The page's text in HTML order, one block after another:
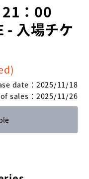
21：00
- 入場チケ
date ： 2025/11/18
sales ： 2025/11/26